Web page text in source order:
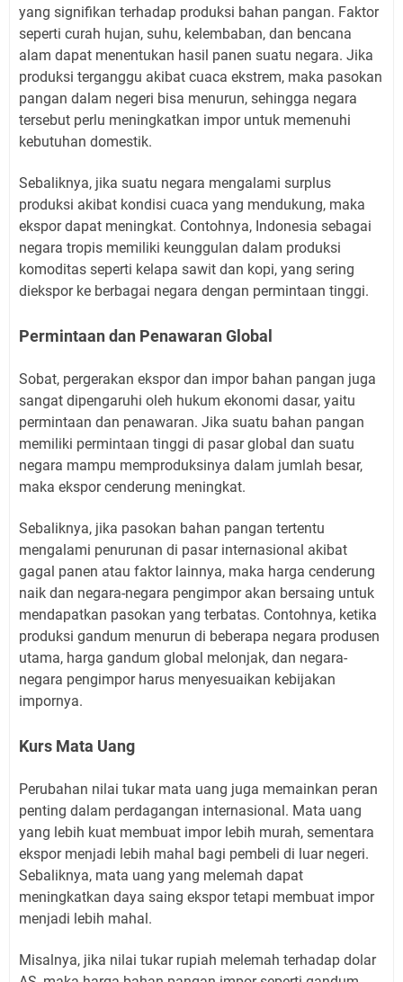
yang signifikan terhadap produksi bahan pangan. Faktor
seperti curah hujan, suhu, kelembaban, dan bencana
alam dapat menentukan hasil panen suatu negara. Jika
produksi terganggu akibat cuaca ekstrem, maka pasokan
pangan dalam negeri bisa menurun, sehingga negara
tersebut perlu meningkatkan impor untuk memenuhi
kebutuhan domestik.
Sebaliknya, jika suatu negara mengalami surplus
produksi akibat kondisi cuaca yang mendukung, maka
ekspor dapat meningkat. Contohnya, Indonesia sebagai
negara tropis memiliki keunggulan dalam produksi
komoditas seperti kelapa sawit dan kopi, yang sering
diekspor ke berbagai negara dengan permintaan tinggi.
Permintaan dan Penawaran Global
Sobat, pergerakan ekspor dan impor bahan pangan juga
sangat dipengaruhi oleh hukum ekonomi dasar, yaitu
permintaan dan penawaran. Jika suatu bahan pangan
memiliki permintaan tinggi di pasar global dan suatu
negara mampu memproduksinya dalam jumlah besar,
maka ekspor cenderung meningkat.
Sebaliknya, jika pasokan bahan pangan tertentu
mengalami penurunan di pasar internasional akibat
gagal panen atau faktor lainnya, maka harga cenderung
naik dan negara-negara pengimpor akan bersaing untuk
mendapatkan pasokan yang terbatas. Contohnya, ketika
produksi gandum menurun di beberapa negara produsen
utama, harga gandum global melonjak, dan negara-
negara pengimpor harus menyesuaikan kebijakan
impornya.
Kurs Mata Uang
Perubahan nilai tukar mata uang juga memainkan peran
penting dalam perdagangan internasional. Mata uang
yang lebih kuat membuat impor lebih murah, sementara
ekspor menjadi lebih mahal bagi pembeli di luar negeri.
Sebaliknya, mata uang yang melemah dapat
meningkatkan daya saing ekspor tetapi membuat impor
menjadi lebih mahal.
Misalnya, jika nilai tukar rupiah melemah terhadap dolar